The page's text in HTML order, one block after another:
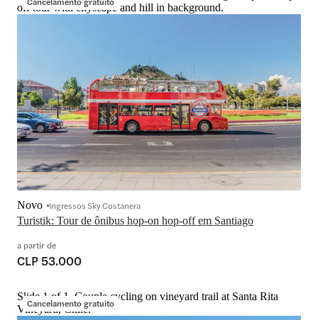
off tour with cityscape and hill in background.
Turistik: Tour de ônibus hop-on hop-off em Santiago
Novo Ingressos Sky Costanera
a partir de
CLP 53.000
Cancelamento gratuito
Slide 1 of 1, Couple cycling on vineyard trail at Santa Rita
Vineyard, Chile.